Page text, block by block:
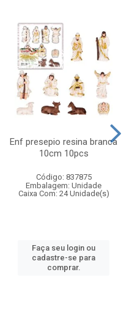
Enf presepio resina branca
10cm 10pcs
Código: 837875
Embalagem: Unidade
Caixa Com: 24 Unidade(s)
Faça seu login ou
cadastre-se para
comprar.